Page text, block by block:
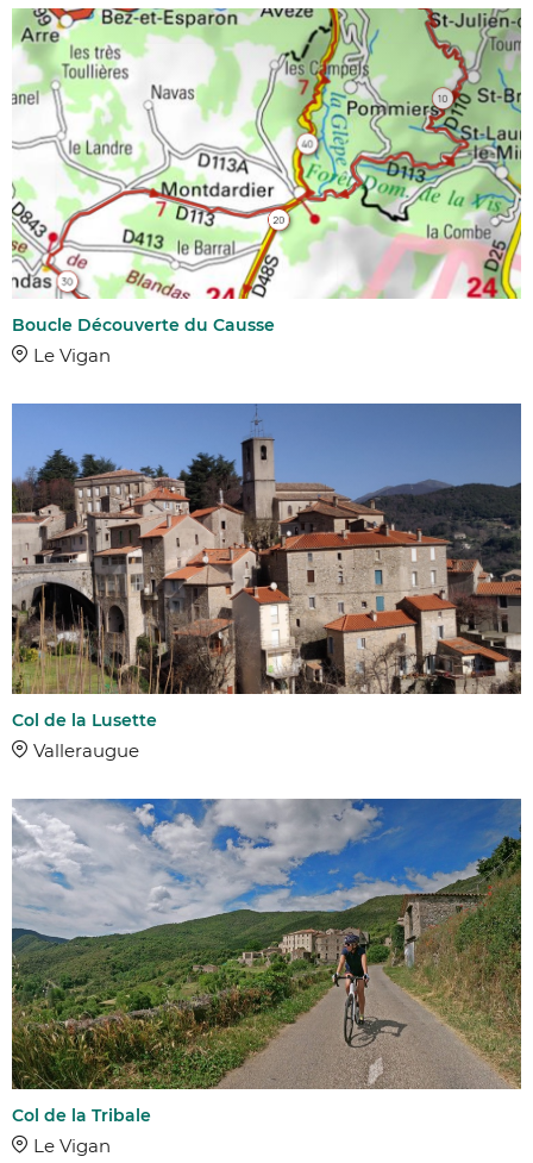
Boucle Découverte du Causse
Le Vigan
Col de la Lusette
Valleraugue
Col de la Tribale
Le Vigan